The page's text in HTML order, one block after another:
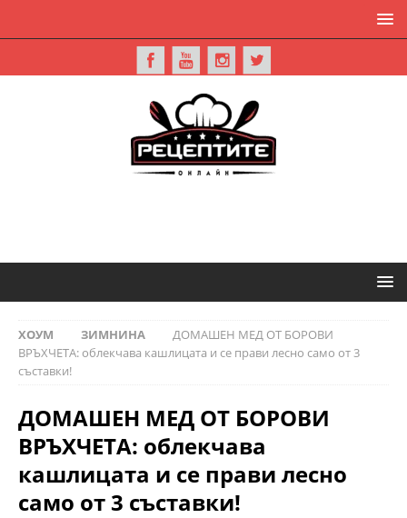
ХОУМ ЗИМНИНА
ДОМАШЕН МЕД ОТ БОРОВИ
ВРЪХЧЕТА: облекчава кашлицата и се прави лесно само от 3
съставки!
ДОМАШЕН МЕД ОТ БОРОВИ
ВРЪХЧЕТА: облекчава
кашлицата и се прави лесно
само от 3 съставки!